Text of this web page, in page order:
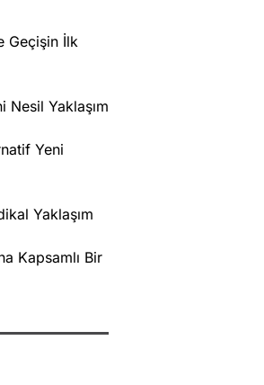
Geçişin İlk
Nesil Yaklaşım
Yeni
Yaklaşım
Kapsamlı Bir